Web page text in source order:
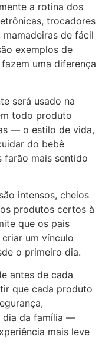
a rotina dos
trocadores
de fácil
exemplos de
uma diferença
será usado na
todo produto
— o estilo de vida,
do bebê
farão mais sentido
intensos, cheios
produtos certos à
que os pais
um vínculo
o primeiro dia.
antes de cada
que cada produto
dia da família —
mais leve